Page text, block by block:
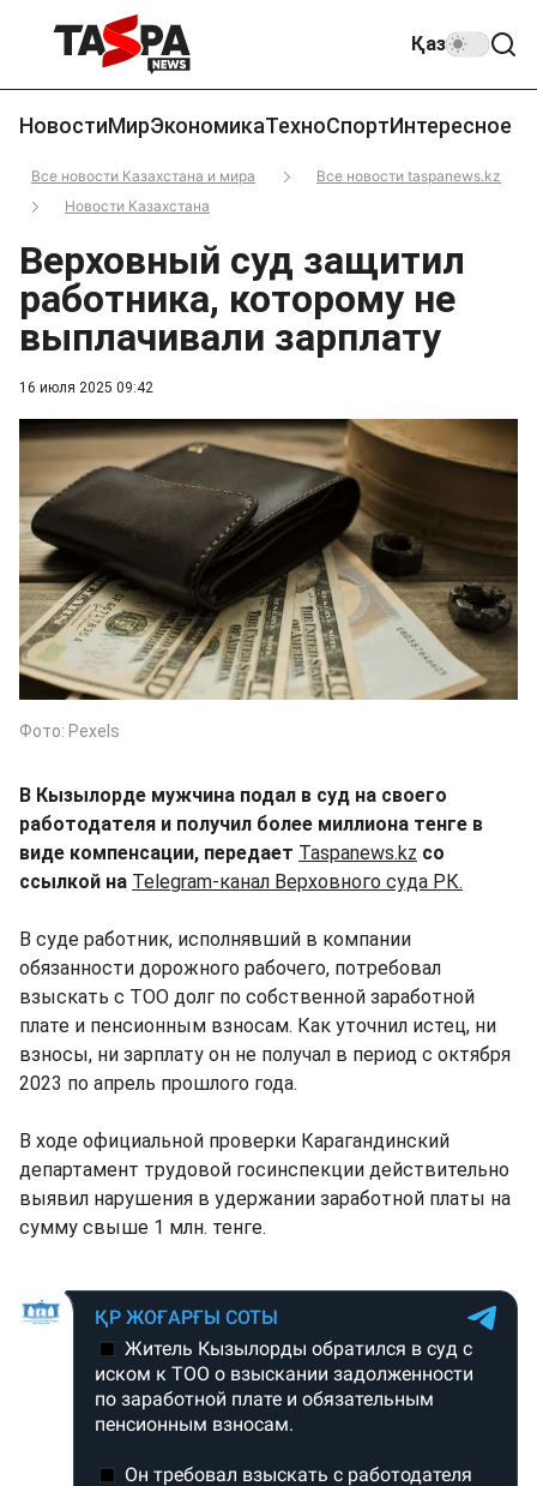
Қаз
НовостиМирЭкономикаТехноСпортИнтересное
Все новости Казахстана и мира
Все новости taspanews.kz
Новости Казахстана
16 июля 2025 09:42
Верховный суд защитил
работника, которому не
выплачивали зарплату
Фото: Pexels
В Кызылорде мужчина подал в суд на своего
работодателя и получил более миллиона тенге в
виде компенсации, передает Taspanews.kz со
ссылкой на Telegram-канал Верховного суда РК.
В суде работник, исполнявший в компании
обязанности дорожного рабочего, потребовал
взыскать с ТОО долг по собственной заработной
плате и пенсионным взносам. Как уточнил истец, ни
взносы, ни зарплату он не получал в период с октября
2023 по апрель прошлого года.
В ходе официальной проверки Карагандинский
департамент трудовой госинспекции действительно
выявил нарушения в удержании заработной платы на
сумму свыше 1 млн. тенге.